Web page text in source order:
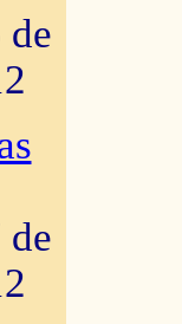
de
de